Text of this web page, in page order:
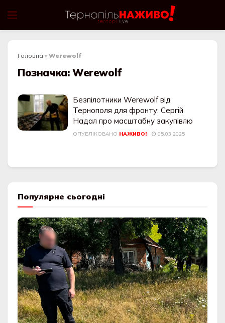
Головна » Werewolf
Позначка: Werewolf
Безпілотники Werewolf від
Тернополя для фронту: Сергій
Надал про масштабну закупівлю
ОПУБЛІКОВАНО НАЖИВО! 05.03.2025
Популярне сьогодні